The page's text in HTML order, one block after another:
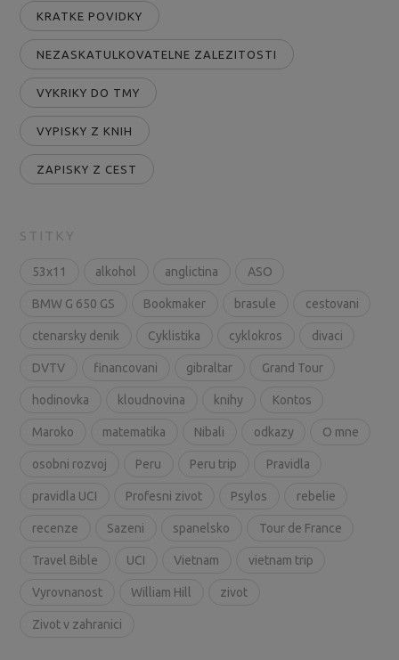
KRATKE POVIDKY
NEZASKATULKOVATELNE ZALEZITOSTI
VYKRIKY DO TMY
VYPISKY Z KNIH
ZAPISKY Z CEST
STITKY
53x11 alkohol anglictina ASO
BMW G 650 GS Bookmaker brasule cestovani
ctenarsky denik Cyklistika cyklokros divaci
DVTV financovani gibraltar Grand Tour
hodinovka kloudnovina knihy Kontos
Maroko matematika Nibali odkazy O mne
osobni rozvoj Peru Peru trip Pravidla
pravidla UCI Profesni zivot Psylos rebelie
recenze Sazeni spanelsko Tour de France
Travel Bible UCI Vietnam vietnam trip
Vyrovnanost William Hill zivot
Zivot v zahranici